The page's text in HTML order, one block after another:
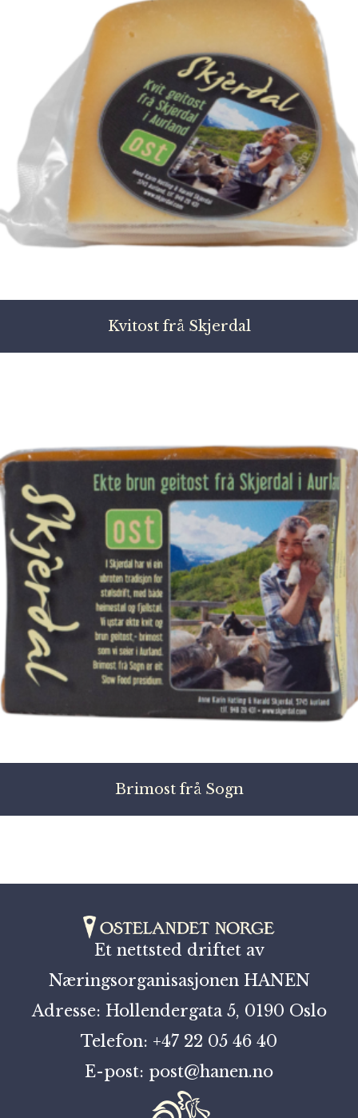
Kvitost frå Skjerdal
Brimost frå Sogn
Et nettsted driftet av
Næringsorganisasjonen HANEN
Adresse: Hollendergata 5, 0190 Oslo
Telefon: +47 22 05 46 40
E-post: post@hanen.no